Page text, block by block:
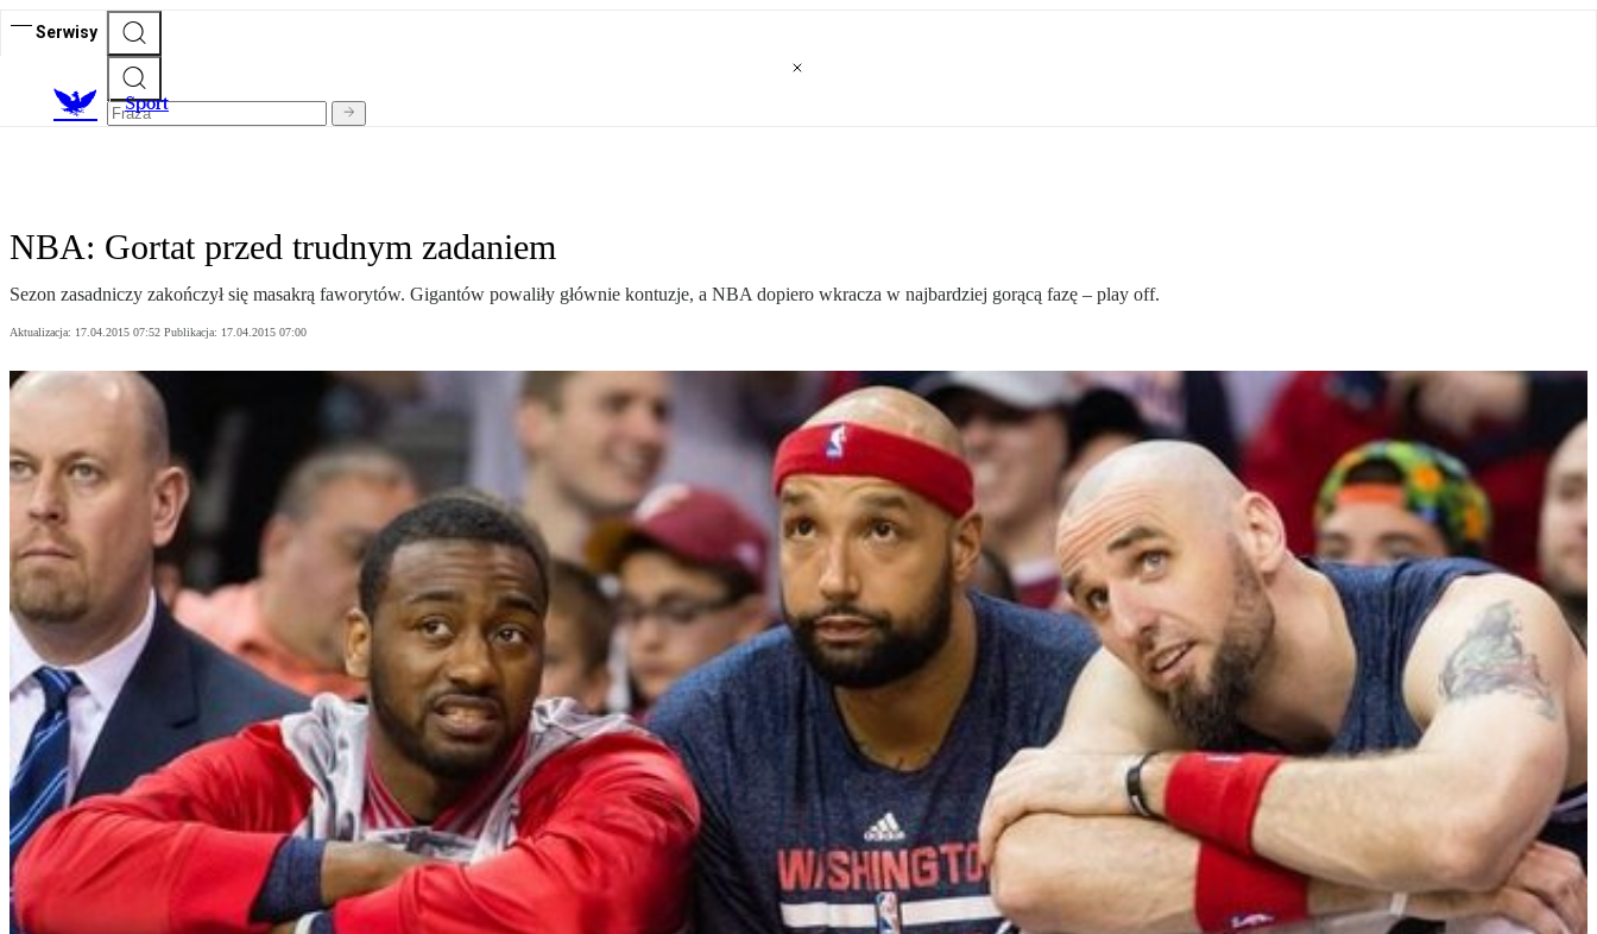
Serwisy
Sport
NBA: Gortat przed trudnym zadaniem
Sezon zasadniczy zakończył się masakrą faworytów. Gigantów powaliły głównie kontuzje, a NBA dopiero wkracza w najbardziej gorącą fazę – play off.
Aktualizacja: 17.04.2015 07:52 Publikacja: 17.04.2015 07:00